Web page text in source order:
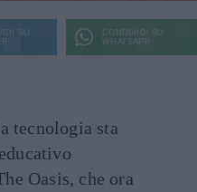
SU
CONDIVIDI SU
WHATSAPP
tecnologia sta
Oasis, che ora